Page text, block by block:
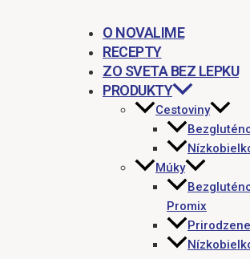
O NOVALIME
RECEPTY
ZO SVETA BEZ LEPKU
PRODUKTY
Cestoviny
Múky
Promix